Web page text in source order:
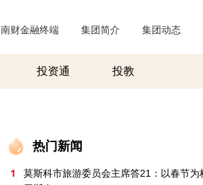
南财金融终端 集团简介 集团动态
投资通 投教
热门新闻
1
莫斯科市旅游委员会主席答21：以春节为